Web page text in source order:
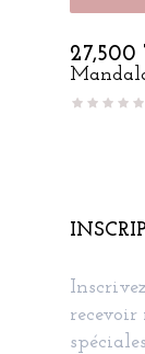
Prix
27,500
recevoir